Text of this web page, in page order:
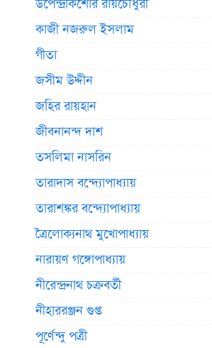
উপেন্দ্রকিশোর রায়চৌধুরী
কাজী নজরুল ইসলাম
গীতা
জসীম উদ্দীন
জহির রায়হান
জীবনানন্দ দাশ
তসলিমা নাসরিন
তারাদাস বন্দ্যোপাধ্যায়
তারাশঙ্কর বন্দ্যোপাধ্যায়
ত্রৈলোক্যনাথ মুখোপাধ্যায়
নারায়ণ গঙ্গোপাধ্যায়
নীরেন্দ্রনাথ চক্রবর্তী
নীহাররঞ্জন গুপ্ত
পূর্ণেন্দু পত্রী